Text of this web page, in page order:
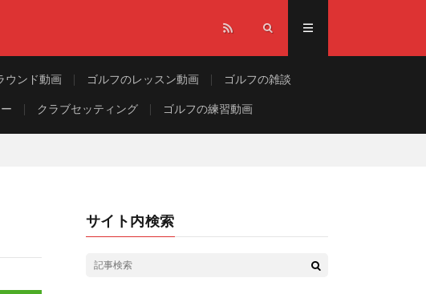
ウンド動画 ゴルフのレッスン動画 ゴルフの雑談
クラブセッティング ゴルフの練習動画
サイト内検索